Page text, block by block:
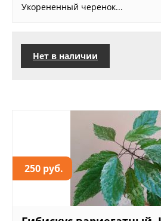
Укорененный черенок...
Нет в наличии
250 руб.